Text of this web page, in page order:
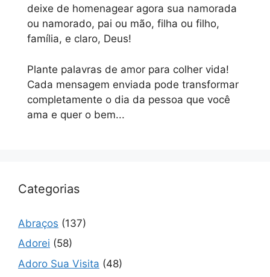
deixe de homenagear agora sua namorada
ou namorado, pai ou mão, filha ou filho,
família, e claro, Deus!
Plante palavras de amor para colher vida!
Cada mensagem enviada pode transformar
completamente o dia da pessoa que você
ama e quer o bem...
Categorias
Abraços (137)
Adorei (58)
Adoro Sua Visita (48)